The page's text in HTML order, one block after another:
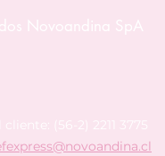
aprende a prepararla
Novoandina SpA
(56-2) 2211 3775